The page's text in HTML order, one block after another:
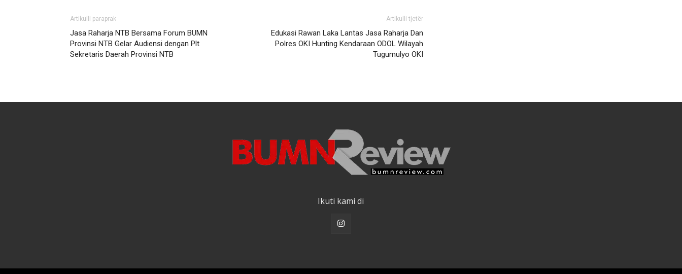
Artikulli paraprak
Jasa Raharja NTB Bersama Forum BUMN
Provinsi NTB Gelar Audiensi dengan Plt
Sekretaris Daerah Provinsi NTB
Artikulli tjetër
Edukasi Rawan Laka Lantas Jasa Raharja Dan
Polres OKI Hunting Kendaraan ODOL Wilayah
Tugumulyo OKI
Ikuti kami di